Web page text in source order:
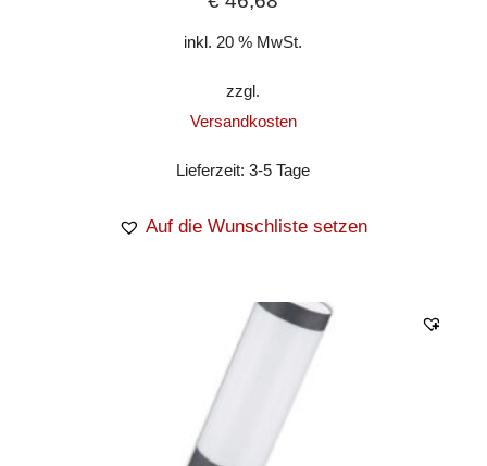
inkl. 20 % MwSt.
zzgl.
Versandkosten
Lieferzeit:3-5 Tage
Auf die Wunschliste setzen